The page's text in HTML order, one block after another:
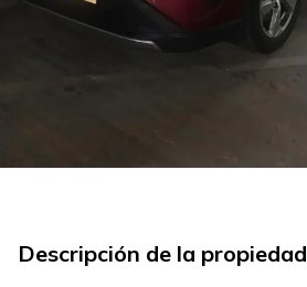
Descripción de la propiedad